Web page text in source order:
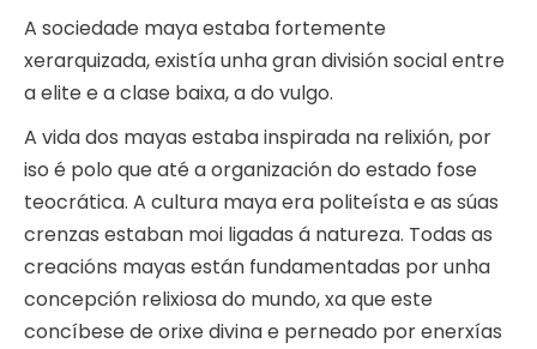
A sociedade maya estaba fortemente
xerarquizada, existía unha gran división social entre
a elite e a clase baixa, a do vulgo.
A vida dos mayas estaba inspirada na relixión, por
iso é polo que até a organización do estado fose
teocrática. A cultura maya era politeísta e as súas
crenzas estaban moi ligadas á natureza. Todas as
creacións mayas están fundamentadas por unha
concepción relixiosa do mundo, xa que este
concíbese de orixe divina e perneado por enerxías